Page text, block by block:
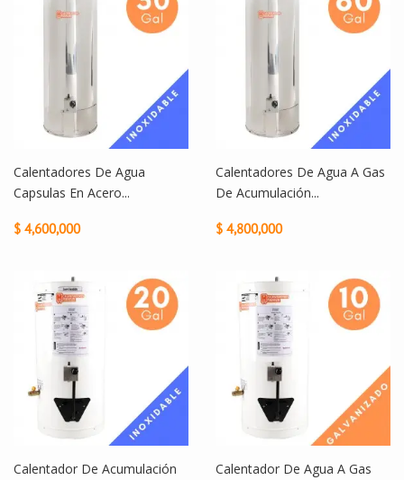
Calentadores De Agua
Capsulas En Acero...
$ 4,600,000
Calentadores De Agua A Gas
De Acumulación...
$ 4,800,000
Calentador De Acumulación
Calentador De Agua A Gas